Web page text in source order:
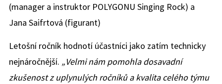
(manager a instruktor POLYGONU Singing Rock) a
Jana Saifrtová (figurant)
Letošní ročník hodnotí účastníci jako zatím technicky
nejnáročnější. „Velmi nám pomohla dosavadní
zkušenost z uplynulých ročníků a kvalita celého týmu